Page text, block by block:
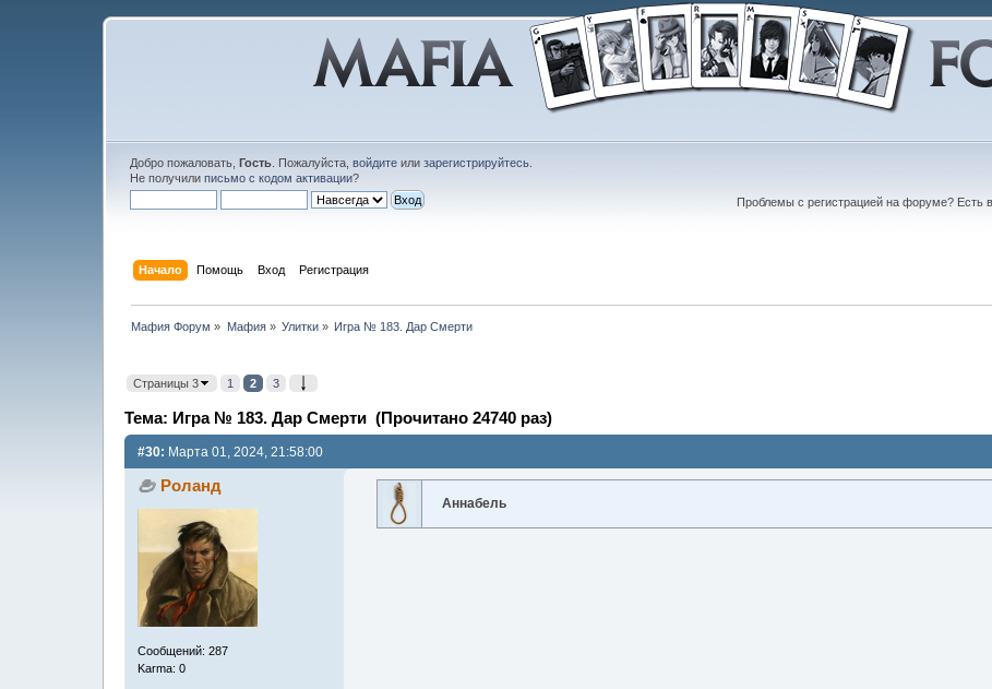
Добро пожаловать,Гость . Пожалуйста,войдите илизарегистрируйтесь
Не получилиписьмо с кодом активации?
Проблемы с регистрацией на форуме?
Начало Помощь Вход Регистрация
Мафия Форум » Мафия» Улитки» Игра № 183. Дар Смерти
Страницы 3
1 2 3
Тема: Игра № 183. Дар Смерти (Прочитано 24740 раз)
#30: Марта 01, 2024, 21:58:00
Роланд
Сообщений: 287
Karma: 0
Аннабель